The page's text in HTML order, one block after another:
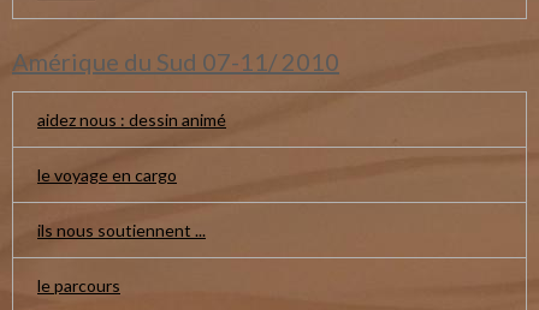
Amérique du Sud 07-11/ 2010
aidez nous : dessin animé
le voyage en cargo
ils nous soutiennent ...
le parcours